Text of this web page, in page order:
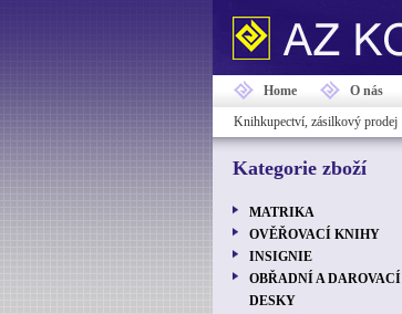
Home O nás
Knihkupectví, zásilkový prodej
Kategorie zboží
MATRIKA
OVĚŘOVACÍ KNIHY
INSIGNIE
OBŘADNÍ A DAROVACÍ
DESKY